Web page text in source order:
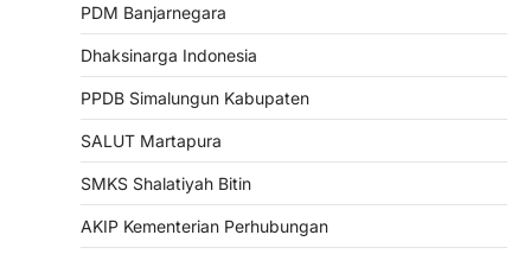
PDM Banjarnegara
Dhaksinarga Indonesia
PPDB Simalungun Kabupaten
SALUT Martapura
SMKS Shalatiyah Bitin
AKIP Kementerian Perhubungan